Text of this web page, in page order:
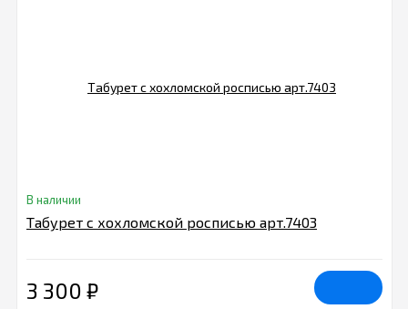
В наличии
Табурет с хохломской росписью арт.7403
3 300 ₽